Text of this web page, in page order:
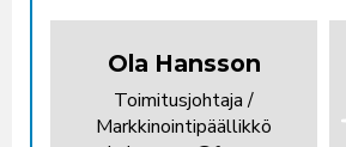
Ola Hansson
Toimitusjohtaja /
Markkinointipäällikkö